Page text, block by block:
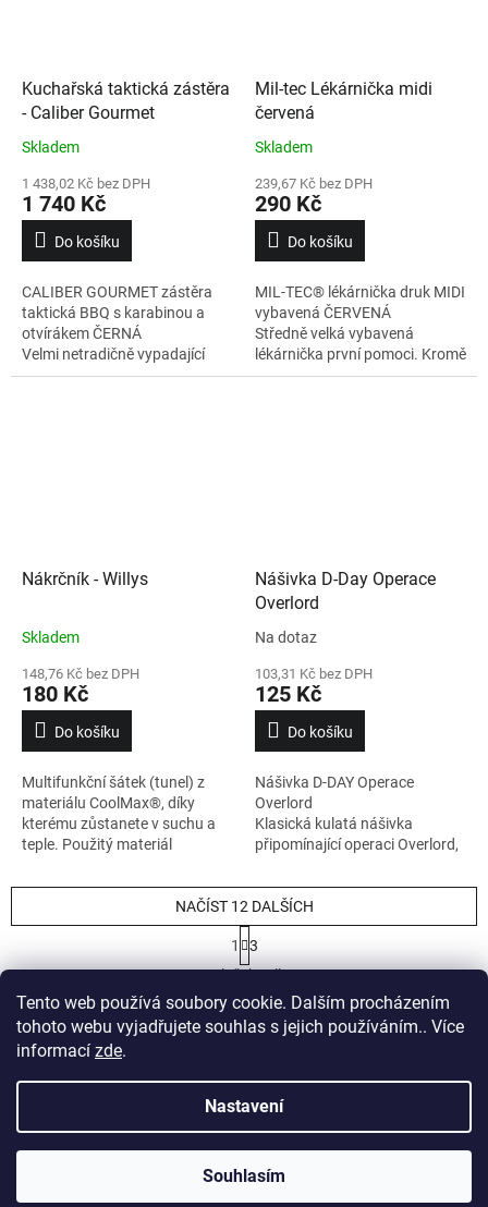
Tento web používá soubory cookie. Dalším procházením
tohoto webu vyjadřujete souhlas s jejich používáním.. Více
informací zde.
Nastavení
Souhlasím
Kuchařská taktická zástěra
- Caliber Gourmet
Skladem
1 438,02 Kč bez DPH
1 740 Kč
Do košíku
CALIBER GOURMET zástěra
taktická BBQ s karabinou a
otvírákem ČERNÁ
Velmi netradičně vypadající
zástěra na vaření. Je vyrobená
Mil-tec Lékárnička midi
červená
Skladem
239,67 Kč bez DPH
290 Kč
Do košíku
MIL-TEC® lékárnička druk MIDI
vybavená ČERVENÁ
Středně velká vybavená
lékárnička první pomoci. Kromě
samotné výbavy obsahuje
Nákrčník - Willys
Skladem
148,76 Kč bez DPH
180 Kč
Do košíku
Multifunkční šátek (tunel) z
materiálu CoolMax®, díky
kterému zůstanete v suchu a
teple. Použitý materiál
(potu) od těla a rychle schne.
Ochrání váš krk, hlavu, obličej,
uši - záleží, jak si ho obléknete.
Nášivka D-Day Operace
Overlord
Na dotaz
103,31 Kč bez DPH
125 Kč
Do košíku
Nášivka D-DAY Operace
Overlord
Klasická kulatá nášivka
připomínající operaci Overlord,
Den D.
O
l
á
c
í
p
r
v
NAČÍST 12 DALŠÍCH
S
t
r
n
k
á
n
í
1
3
28položek celkem
NAHORU
Vytvořil Shoptet
Club Jeep Store. Všechna práva vyhrazena.